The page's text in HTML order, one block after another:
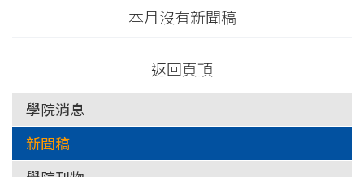
本月沒有新聞稿
返回頁頂
學院消息
新聞稿